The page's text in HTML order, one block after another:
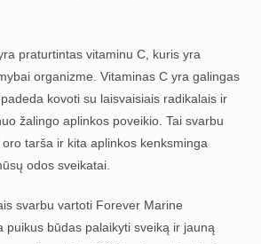
praturtintas vitaminu C, kuris yra
organizme. Vitaminas C yra galingas
kovoti su laisvaisiais radikalais ir
žalingo aplinkos poveikio. Tai svarbu
tarša ir kita aplinkos kenksminga
odos sveikatai.
svarbu vartoti Forever Marine
puikus būdas palaikyti sveiką ir jauną